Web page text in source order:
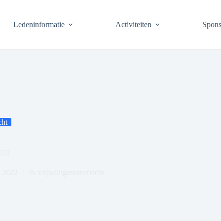
Ledeninformatie Activiteiten